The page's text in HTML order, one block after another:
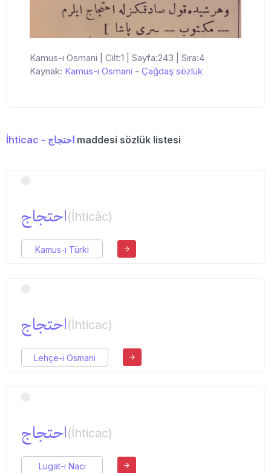
Kamus-ı Osmani | Cilt:1 | Sayfa:243 | Sıra:4
Kaynak: Kamus-ı Osmani - Çağdaş sözlük
İhticac - احتجاج maddesi sözlük listesi
احتجاج(İhticâc)
Kamus-ı Türki
احتجاج(İhticac)
Lehçe-i Osmani
احتجاج(İhticac)
Lugat-ı Naci